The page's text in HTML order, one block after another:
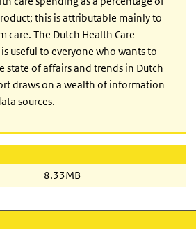
this is attributable mainly to
care. The Dutch Health Care
useful to everyone who wants to
state of affairs and trends in Dutch
draws on a wealth of information
sources.
8.33MB